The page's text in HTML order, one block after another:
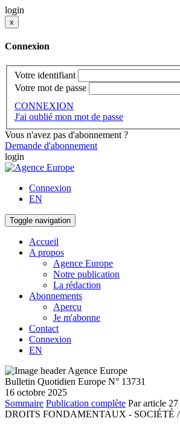
login
x
Connexion
Votre identifiant
Votre mot de passe
CONNEXION
J'ai oublié mon mot de passe
Vous n'avez pas d'abonnement ?
Demande d'abonnement
login
Connexion
EN
Toggle navigation
Accueil
A propos
Agence Europe
Notre publication
La rédaction
Abonnements
Aperçu
Je m'abonne
Contact
Connexion
EN
Bulletin Quotidien Europe N° 13731
16 octobre 2025
Sommaire Publication complète Par article 27
DROITS FONDAMENTAUX - SOCIÉTÉ /